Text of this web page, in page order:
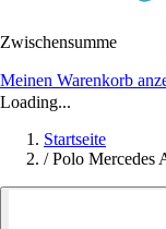
Zwischensumme
Meinen Warenkorb
Loading...
Startseite
/ Polo Mercedes